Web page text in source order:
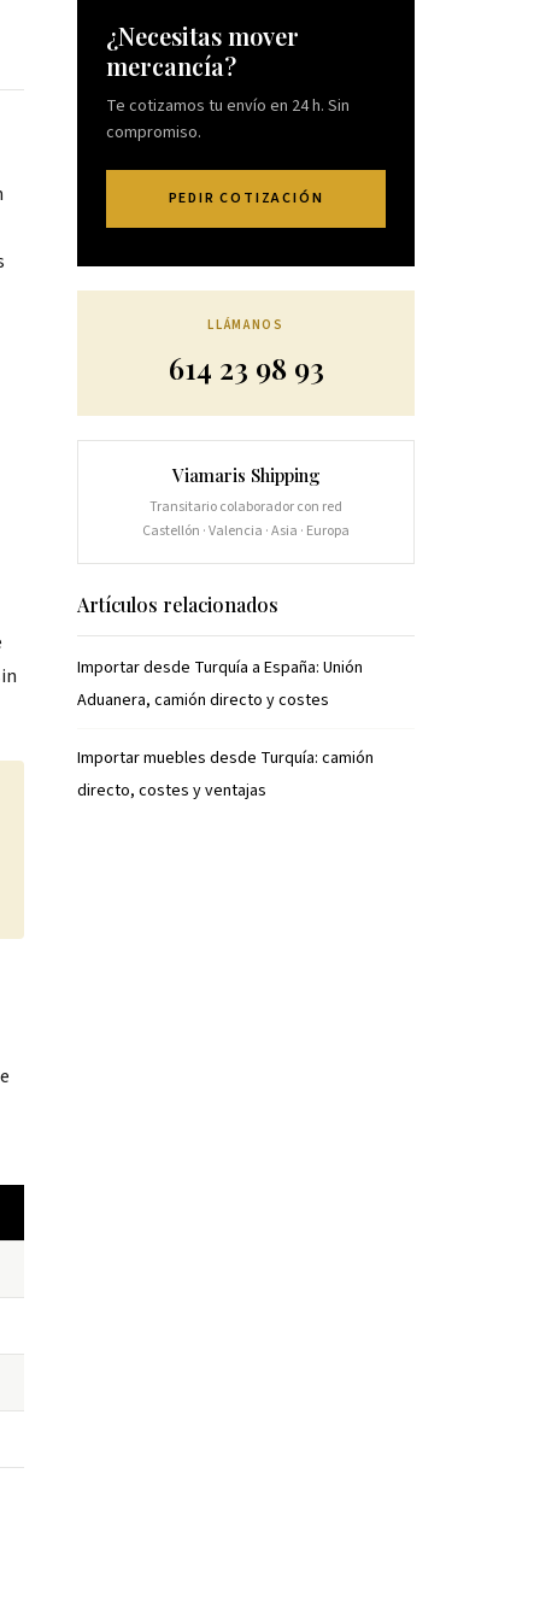
¿Necesitas mover
mercancía?
Te cotizamos tu envío en 24 h. Sin
compromiso.
PEDIR COTIZACIÓN
LLÁMANOS
614 23 98 93
Viamaris Shipping
Transitario colaborador con red
Castellón · Valencia · Asia · Europa
Artículos relacionados
Importar desde Turquía a España: Unión
Aduanera, camión directo y costes
Importar muebles desde Turquía: camión
directo, costes y ventajas